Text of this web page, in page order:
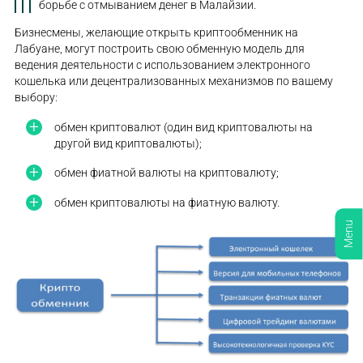
борьбе с отмыванием денег в Малайзии.
Бизнесмены, желающие открыть криптообменник на
Лабуане, могут построить свою обменную модель для
ведения деятельности с использованием электронного
кошелька или децентрализованных механизмов по вашему
выбору:
обмен криптовалют (один вид криптовалюты на
другой вид криптовалюты);
обмен фиатной валюты на криптовалюту;
обмен криптовалюты на фиатную валюту.
Menu